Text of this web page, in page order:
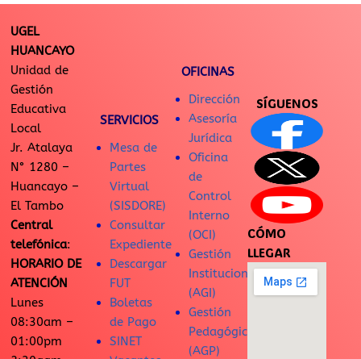
UGEL
HUANCAYO
Unidad de
Gestión
Educativa
Local
Jr. Atalaya
N° 1280 –
Huancayo –
El Tambo
Central
telefónica:
HORARIO DE
ATENCIÓN
Lunes
08:30am –
01:00pm
SERVICIOS
Mesa de
Partes
Virtual
(SISDORE)
Consultar
Expediente
Descargar
FUT
Boletas
de Pago
SINET
OFICINAS
Dirección
Asesoría
Jurídica
Oficina
de
Control
Interno
(OCI)
Gestión
Institucional
(AGI)
Gestión
Pedagógica
(AGP)
SÍGUENOS
CÓMO
LLEGAR